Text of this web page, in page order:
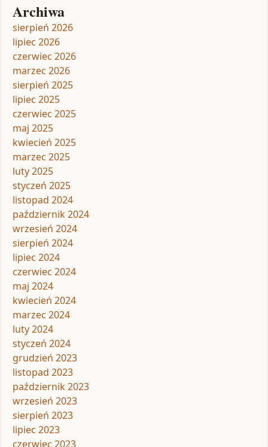
Archiwa
sierpień 2026
lipiec 2026
czerwiec 2026
marzec 2026
sierpień 2025
lipiec 2025
czerwiec 2025
maj 2025
kwiecień 2025
marzec 2025
luty 2025
styczeń 2025
listopad 2024
październik 2024
wrzesień 2024
sierpień 2024
lipiec 2024
czerwiec 2024
maj 2024
kwiecień 2024
marzec 2024
luty 2024
styczeń 2024
grudzień 2023
listopad 2023
październik 2023
wrzesień 2023
sierpień 2023
lipiec 2023
czerwiec 2023